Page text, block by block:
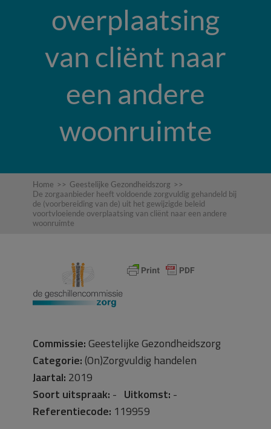
overplaatsing
van cliënt naar
een andere
woonruimte
Home >> Geestelijke Gezondheidszorg >>
De zorgaanbieder heeft voldoende zorgvuldig gehandeld bij
de (voorbereiding van de) uit het gewijzigde beleid
voortvloeiende overplaatsing van cliënt naar een andere
woonruimte
Commissie:Geestelijke Gezondheidszorg
Categorie:(On)Zorgvuldig handelen
Jaartal: 2019
Soort uitspraak: - Uitkomst: -
Referentiecode: 119959